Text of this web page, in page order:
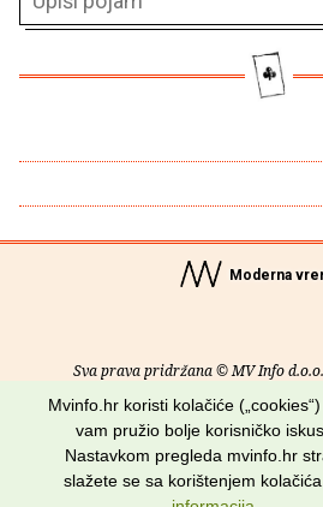
Moderna
Sva prava pridržana © MV Info
O nama• Pomoć• Uvjeti
Potraži nas na:
Mvinfo.hr koristi kolačiće
vam pružio bolje korisničko
Nastavkom pregleda mvinfo.hr
slažete se sa korištenjem kolačića.